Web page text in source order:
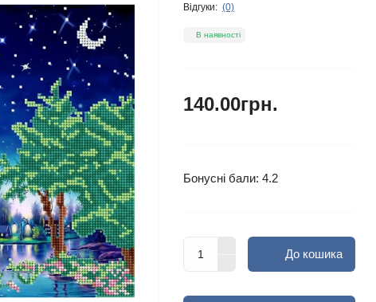
Відгуки: (0)
В наявності
140.00грн.
Бонусні бали: 4.2
До кошика